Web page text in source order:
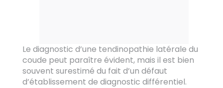
Le diagnostic d’une tendinopathie latérale du
coude peut paraître évident, mais il est bien
souvent surestimé du fait d’un défaut
d’établissement de diagnostic différentiel.